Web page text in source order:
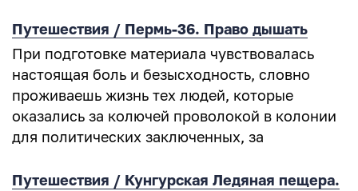
Путешествия / Пермь-36. Право дышать
При подготовке материала чувствовалась
настоящая боль и безысходность, словно
проживаешь жизнь тех людей, которые
оказались за колючей проволокой в колонии
для политических заключенных, за
Путешествия / Кунгурская Ледяная пещера.